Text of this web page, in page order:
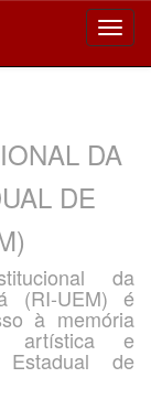
DA
DE
da
(RI-UEM) é
à memória
artística e
Estadual de